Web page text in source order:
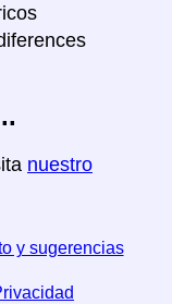
nuestro
y sugerencias